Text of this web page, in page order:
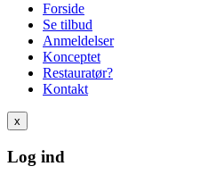
Forside
Se tilbud
Anmeldelser
Konceptet
Restauratør?
Kontakt
x
Log ind